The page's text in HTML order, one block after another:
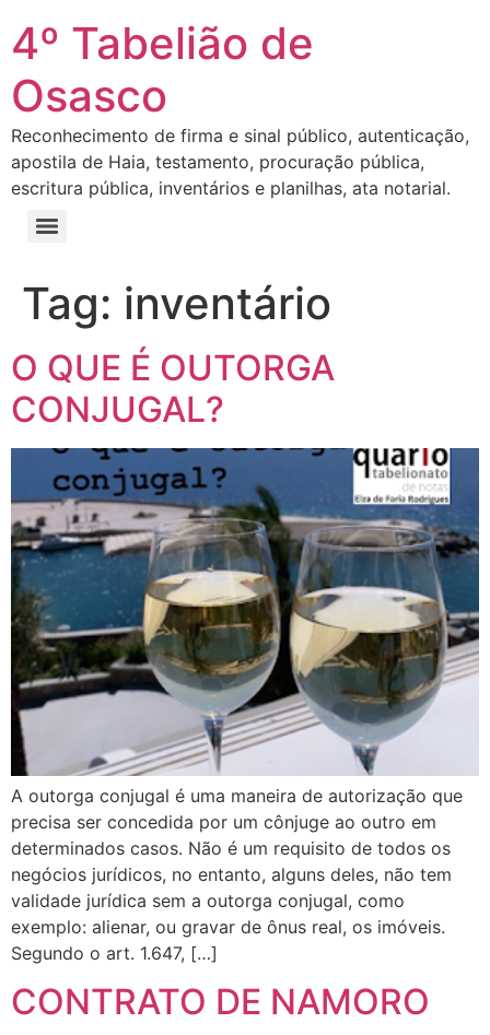
4º Tabelião de
Osasco
Reconhecimento de firma e sinal público, autenticação,
apostila de Haia, testamento, procuração pública,
escritura pública, inventários e planilhas, ata notarial.
Tag: inventário
O QUE É OUTORGA
CONJUGAL?
A outorga conjugal é uma maneira de autorização que
precisa ser concedida por um cônjuge ao outro em
determinados casos. Não é um requisito de todos os
negócios jurídicos, no entanto, alguns deles, não tem
validade jurídica sem a outorga conjugal, como
exemplo: alienar, ou gravar de ônus real, os imóveis.
Segundo o art. 1.647, […]
CONTRATO DE NAMORO